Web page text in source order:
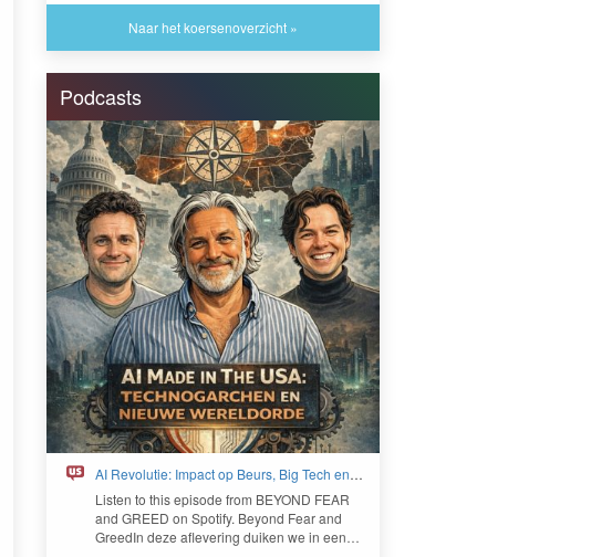
Naar het koersenoverzicht »
Podcasts
AI Revolutie: Impact op Beurs, Big Tech en
Nieuwe Wereldorde - BEYOND FEAR and
GREED
Lis­ten to this episode from BEYOND FEAR
andGREED on Spo­ti­fy. Beyond Fear and
Greed­In deze aflev­er­ing duiken we in een…